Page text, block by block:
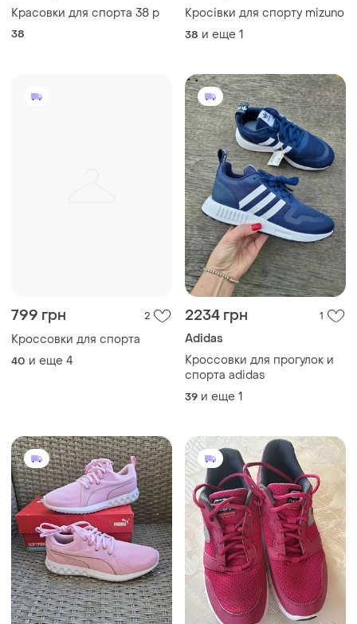
Красовки для спорта 38 р
38
Кросівки для спорту mizuno
38 и еще 1
799 грн 2
Кроссовки для спорта
40 и еще 4
2234 грн 1
Adidas
Кроссовки для прогулок и
спорта adidas
39 и еще 1